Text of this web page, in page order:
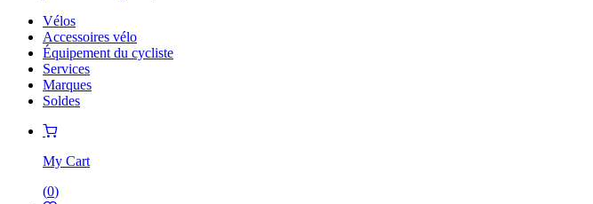
Vélos
Accessoires vélo
Équipement du cycliste
Services
Marques
Soldes
My Cart
(0)